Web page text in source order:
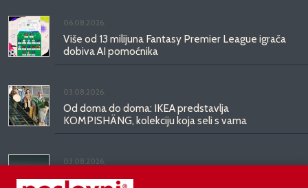
06.08.2026.
Više od 13 milijuna Fantasy Premier League igrača
dobiva AI pomoćnika
03.08.2026.
Od doma do doma: IKEA predstavlja
KOMPISHÄNG, kolekciju koja seli s vama
03.08.2026.
Kineski BYD predstavio luksuznu limuzinu veću od